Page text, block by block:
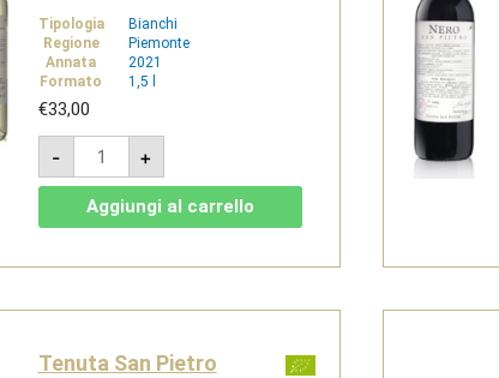
Tipologia
Bianchi
Regione
Piemonte
Annata
2021
Formato
1,5 l
€33,00
-
San
Pietro
2021
Gavi
DOCG
1,5L
Tenuta
quantità
+
Aggiungi al carrello
Tenuta San Pietro